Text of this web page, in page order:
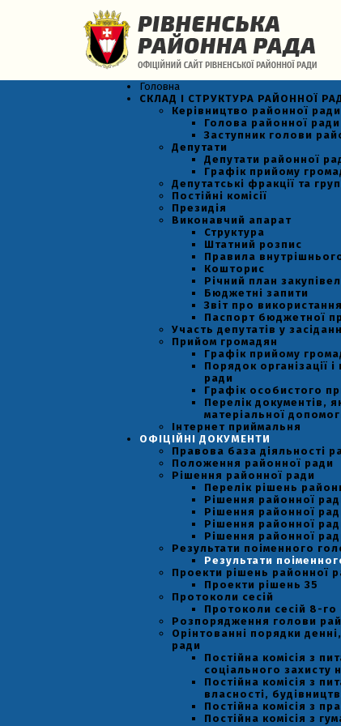
Головна
СКЛАД І СТРУКТУРА РАЙОННОЇ
Керівництво районної ради
Голова районної ради
Заступник голови
Депутати
Депутати районної
Графік прийому
Депутатські фракції та
Постійні комісії
Президія
Виконавчий апарат
Структура
Штатний розпис
Правила
Кошторис
Річний план
Бюджетні запити
Звіт про
Паспорт бюджетної
Участь депутатів у
Прийом громадян
Графік прийому
Порядок організації
ради
Графік особистого
Перелік документів,
матеріальної
Інтернет приймальня
ОФІЦІЙНІ ДОКУМЕНТИ
Правова база діяльності
Положення районної ради
Рішення районної ради
Перелік рішень
Рішення районної
Рішення районної
Рішення районної
Рішення районної
Результати поіменного
Результати
Проекти рішень районної
Проекти рішень 35
Протоколи сесій
Протоколи сесій 8-го
Розпорядження голови
Орінтованні порядки
ради
Постійна комісія з
соціального захисту
Постійна комісія з
власності,
Постійна комісія з
Постійна комісія з